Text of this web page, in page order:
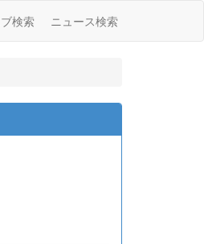
検索 ニュース検索